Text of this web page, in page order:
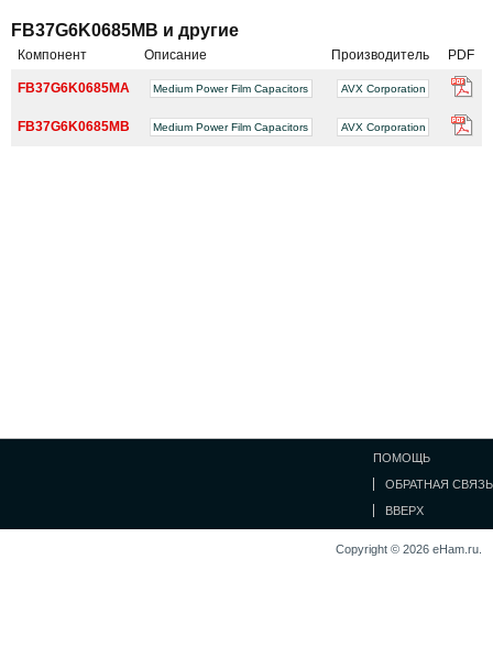
FB37G6K0685MB и другие
Компонент Описание Производитель PDF
FB37G6K0685MA Medium Power Film Capacitors AVX Corporation
FB37G6K0685MB Medium Power Film Capacitors AVX Corporation
ПОМОЩЬ
ОБРАТНАЯ СВЯЗЬ
ВВЕРХ
Copyright © 2026 eHam.ru.